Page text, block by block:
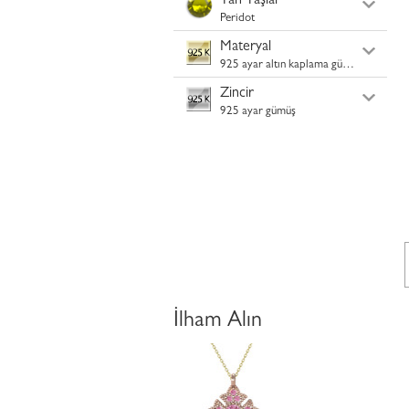
Peridot
Materyal
925 ayar altın kaplama gümüş
Zincir
925 ayar gümüş
İlham Alın